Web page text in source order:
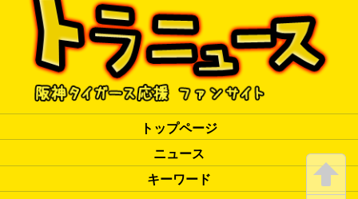
トップページ
ニュース
キーワード